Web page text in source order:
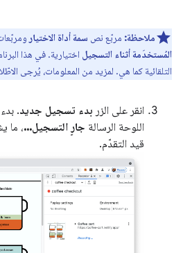
ملاحظة: مربّع نص سمة أداة الاختيار
المُستخدَمة أثناء التسجيل اختيارية. في هذا
التلقائية كما هي. لمزيد من المعلومات، يُرجى
انقر على الزر بدء تسجيل جديد.
اللوحة الرسالة جارٍ التسجيل...، ما
قيد التقدّم.